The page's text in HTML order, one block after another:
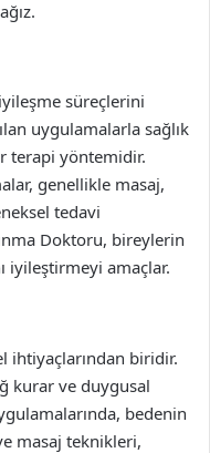
süreçlerini
uygulamalarla sağlık
terapi yöntemidir.
genellikle masaj,
tedavi
Doktoru, bireylerin
iyileştirmeyi amaçlar.
ihtiyaçlarından biridir.
kurar ve duygusal
bedenin
masaj teknikleri,